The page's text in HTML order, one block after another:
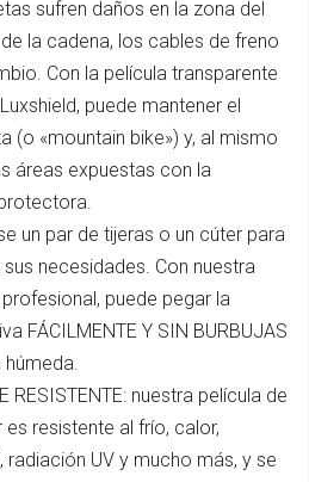
sufren daños en la zona del
la cadena, los cables de freno
Con la película transparente
puede mantener el
(o «mountain bike») y, al mismo
áreas expuestas con la
un par de tijeras o un cúter para
necesidades. Con nuestra
puede pegar la
FÁCILMENTE Y SIN BURBUJAS
RESISTENTE: nuestra película de
resistente al frío, calor,
radiación UV y mucho más, y se